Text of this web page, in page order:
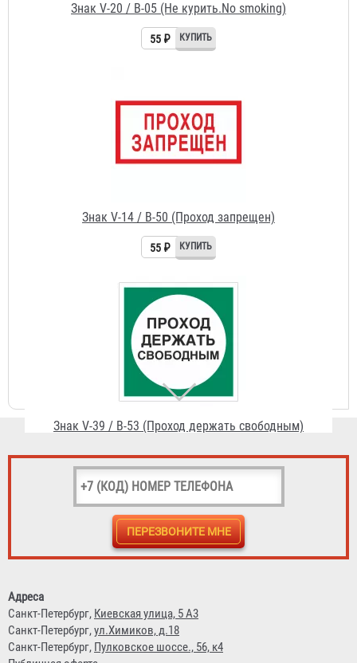
Знак V-14 / В-50 (Проход запрещен)
Знак V-39 / В-53 (Проход держать свободным)
55 ₽
Адреса
Санкт-Петербург, Киевская улица, 5 А3
Санкт-Петербург,ул.Химиков, д.18
Санкт-Петербург, Пулковское шоссе., 56, к4